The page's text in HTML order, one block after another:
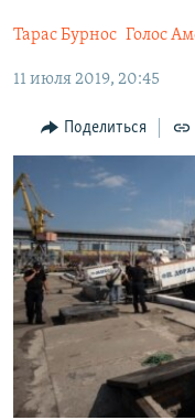
ВернутсяИНТЕРАКТИВ
ИНФОГРАФИКА
ТЕЛЕПРОЕКТ
СОВЕТЫ
ПРОПАВШИЕ БЕЗ ВЕСТИ
ПОБЕДИТЕЛЕЙ НЕ
КРЫМ.НЕПОКОРЕННЫЙ
ELIFBE
УКРАИНСКАЯ
РАДІО СВОБОДА
КАК ОБОЙТИ
Qırımtatar
ПРИСОЕДИНЯЙТЕСЬ!
Все сайты RFE/RL
Тарас Бурнос Голос
11 июля 2019, 20:45
Поделиться